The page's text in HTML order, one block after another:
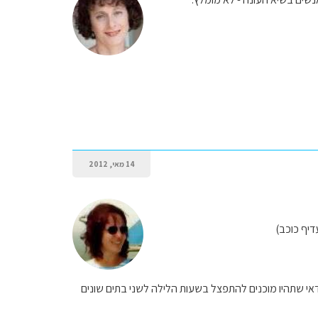
14 מאי, 2012
כוכב)
מוכנים להתפצל בשעות הלילה לשני בתים שונים